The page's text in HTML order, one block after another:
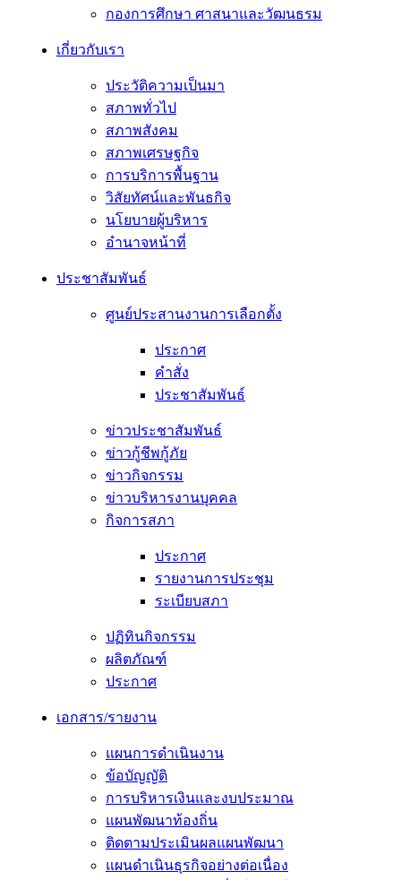
กองการศึกษา ศาสนาและวัฒนธรม
เกี่ยวกับเรา
ประวัติความเป็นมา
สภาพทั่วไป
สภาพสังคม
สภาพเศรษฐกิจ
การบริการพื้นฐาน
วิสัยทัศน์และพันธกิจ
นโยบายผู้บริหาร
อํานาจหน้าที่
ประชาสัมพันธ์
ศูนย์ประสานงานการเลือกตั้ง
ประกาศ
คำสั่ง
ประชาสัมพันธ์
ข่าวประชาสัมพันธ์
ข่าวกู้ชีพกู้ภัย
ข่าวกิจกรรม
ข่าวบริหารงานบุคคล
กิจการสภา
ประกาศ
รายงานการประชุม
ระเบียบสภา
ปฏิทินกิจกรรม
ผลิตภัณฑ์
ประกาศ
เอกสาร/รายงาน
แผนการดำเนินงาน
ข้อบัญญัติ
การบริหารเงินและงบประมาณ
แผนพัฒนาท้องถิ่น
ติดตามประเมินผลแผนพัฒนา
แผนดำเนินธุรกิจอย่างต่อเนื่อง